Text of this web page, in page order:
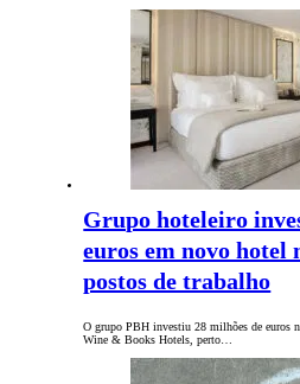
Grupo hoteleiro
euros em novo hotel
postos de trabalho
O grupo PBH investiu 28 milhões de euros
Wine & Books Hotels, perto…